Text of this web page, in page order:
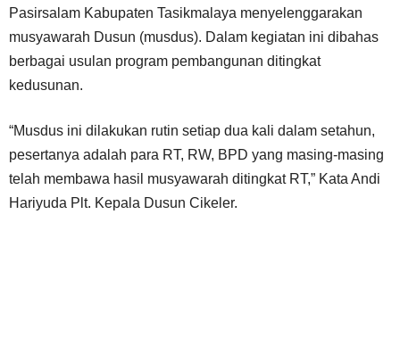
Pasirsalam Kabupaten Tasikmalaya menyelenggarakan
musyawarah Dusun (musdus). Dalam kegiatan ini dibahas
berbagai usulan program pembangunan ditingkat
kedusunan.
“Musdus ini dilakukan rutin setiap dua kali dalam setahun,
pesertanya adalah para RT, RW, BPD yang masing-masing
telah membawa hasil musyawarah ditingkat RT,” Kata Andi
Hariyuda Plt. Kepala Dusun Cikeler.